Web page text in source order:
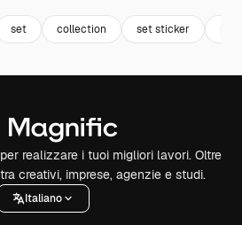
set collection set sticker
realizzare i tuoi migliori lavori. Oltre
creativi, imprese, agenzie e studi.
Italiano